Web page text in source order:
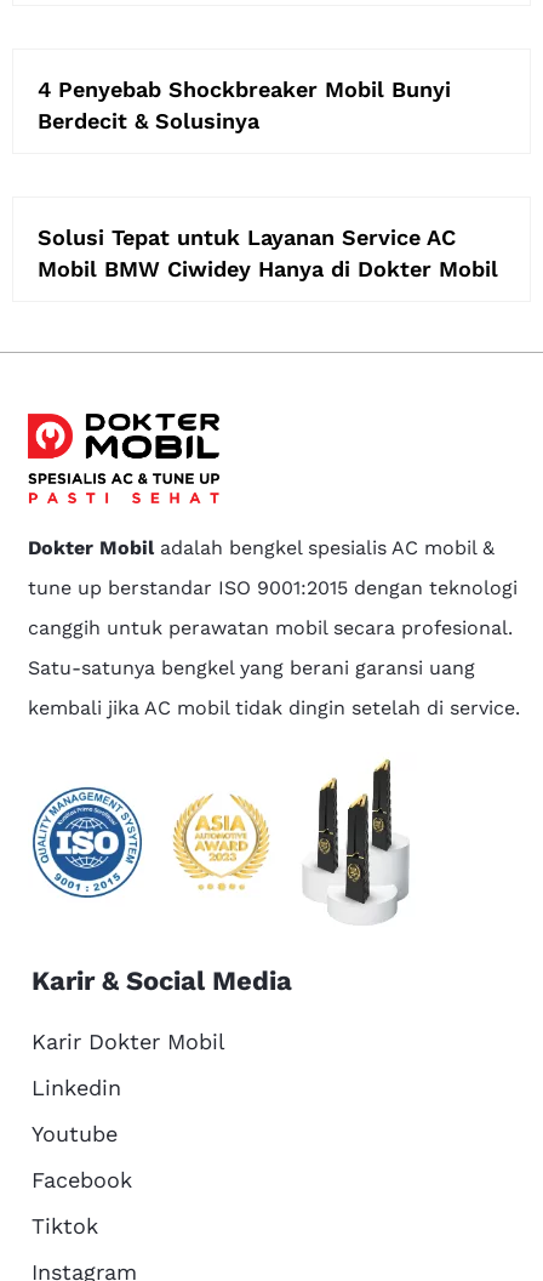
4 Penyebab Shockbreaker Mobil Bunyi
Berdecit & Solusinya
Solusi Tepat untuk Layanan Service AC
Mobil BMW Ciwidey Hanya di Dokter Mobil
Dokter Mobiladalah bengkel spesialis AC mobil &
tune up berstandar ISO 9001:2015 dengan teknologi
canggih untuk perawatan mobil secara profesional.
Satu-satunya bengkel yang berani garansi uang
kembali jika AC mobil tidak dingin setelah di service.
Karir & Social Media
Karir Dokter Mobil
Linkedin
Youtube
Facebook
Tiktok
Instagram